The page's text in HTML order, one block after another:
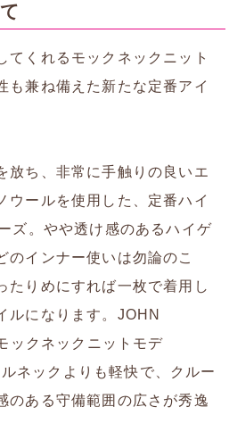
てくれるモックネックニット
も兼ね備えた新たな定番アイ
放ち、非常に手触りの良いエ
ウールを使用した、定番ハイ
ズ。やや透け感のあるハイゲ
のインナー使いは勿論のこ
たりめにすれば一枚で着用し
ルになります。JOHN
ックネックニットモデ
ネックよりも軽快で、クルー
のある守備範囲の広さが秀逸